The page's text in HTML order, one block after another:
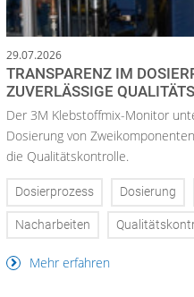
29.07.2026
TRANSPARENZ IM
ZUVERLÄSSIGE
Der 3M Klebstoffmix-Monitor
Dosierung von
die Qualitätskontrolle.
Dosierprozess Dosierung
Nacharbeiten
Mehr erfahren